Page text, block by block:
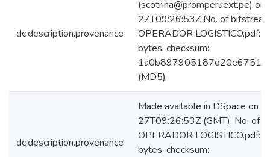
dc.description.provenance
(scotrina@promperuext.pe)
27T09:26:53Z No. of
OPERADOR LOGISTICO.pdf:
bytes, checksum:
(MD5)
dc.description.provenance
Made available in DSpace on
27T09:26:53Z (GMT). No. of
OPERADOR LOGISTICO.pdf:
bytes, checksum: